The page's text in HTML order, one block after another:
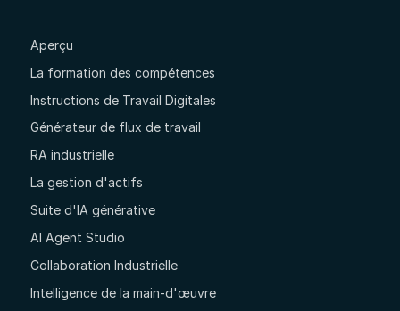
Aperçu
La formation des compétences
Instructions de Travail Digitales
Générateur de flux de travail
RA industrielle
La gestion d'actifs
Suite d'IA générative
AI Agent Studio
Collaboration Industrielle
Intelligence de la main-d'œuvre